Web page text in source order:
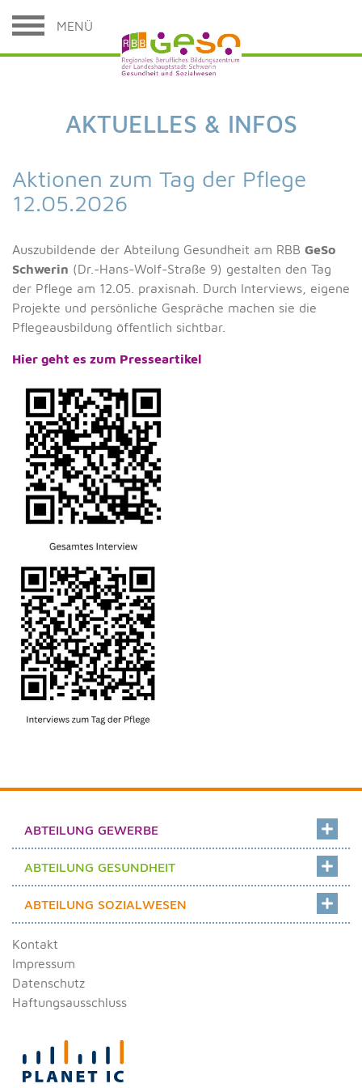
MENÜ
AKTUELLES & INFOS
Aktionen zum Tag der Pflege
12.05.2026
Auszubildende der Abteilung Gesundheit am RBB GeSo
Schwerin (Dr.-Hans-Wolf-Straße 9) gestalten den Tag
der Pflege am 12.05. praxisnah. Durch Interviews, eigene
Projekte und persönliche Gespräche machen sie die
Pflegeausbildung öffentlich sichtbar.
Hier geht es zum Presseartikel
ABTEILUNG GEWERBE
ABTEILUNG GESUNDHEIT
ABTEILUNG SOZIALWESEN
Kontakt
Impressum
Datenschutz
Haftungsausschluss